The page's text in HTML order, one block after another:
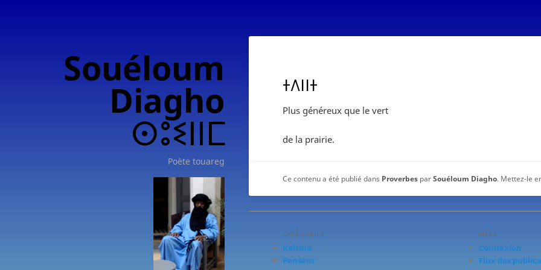
Souéloum
Diagho
ⵙⵓⵉⵏⵏⵎ
Poète touareg
ⵜⴷⵏⵏⵜ
Plus généreux que le vert
de la prairie.
Ce contenu a été publié dans Proverbes parSouéloum Diagho. Mettez-le
CATÉGORIES
Keltina
Pensées
MÉTA
Connexion
Flux des